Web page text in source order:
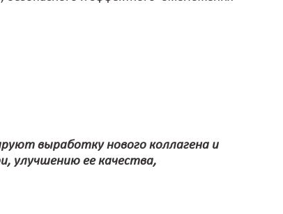
выработку нового коллагена и
улучшению ее качества,